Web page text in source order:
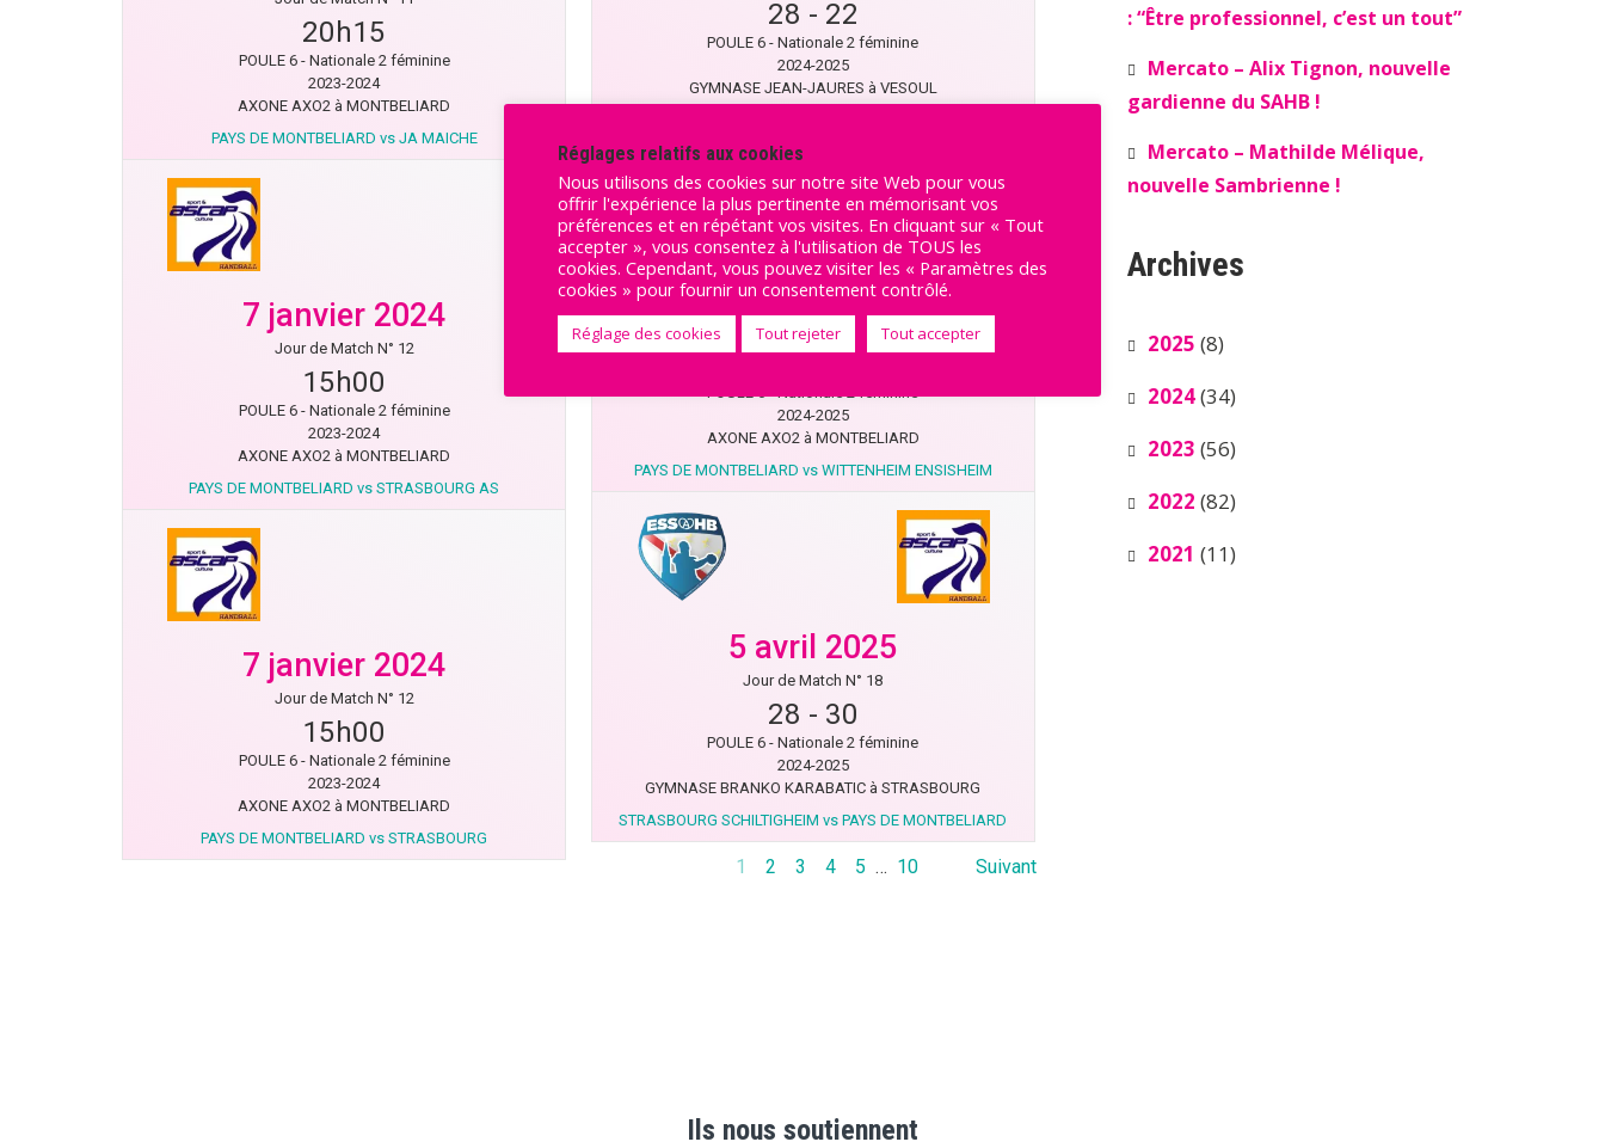
20h15
POULE 6 - Nationale 2 féminine
2023-2024
AXONE AXO2 à MONTBELIARD
PAYS DE MONTBELIARD vs JA MAICHE
7 janvier 2024
Jour de Match N° 12
15h00
POULE 6 - Nationale 2 féminine
2023-2024
AXONE AXO2 à MONTBELIARD
PAYS DE MONTBELIARD vs STRASBOURG AS
7 janvier 2024
Jour de Match N° 12
15h00
POULE 6 - Nationale 2 féminine
2023-2024
AXONE AXO2 à MONTBELIARD
PAYS DE MONTBELIARD vs STRASBOURG
28 - 22
POULE 6 - Nationale 2 féminine
2024-2025
GYMNASE JEAN-JAURES à VESOUL
19 avril 2025
Jour de Match N° 19
POULE 6 - Nationale 2 féminine
2024-2025
AXONE AXO2 à MONTBELIARD
PAYS DE MONTBELIARD vs WITTENHEIM ENSISHEIM
5 avril 2025
Jour de Match N° 18
28 - 30
POULE 6 - Nationale 2 féminine
2024-2025
GYMNASE BRANKO KARABATIC à STRASBOURG
STRASBOURG SCHILTIGHEIM vs PAYS DE MONTBELIARD
1 2 3 4 5 … 10 Suivant
: “Être professionnel, c’est un tout”
Mercato – Alix Tignon, nouvelle
gardienne du SAHB !
Mercato – Mathilde Mélique,
nouvelle Sambrienne !
Archives
2025 (8)
2024(34)
2023 (56)
2022 (82)
2021 (11)
Ils nous soutiennent
Réglages relatifs aux cookies
Nous utilisons des cookies sur notre site Web pour vous
offrir l'expérience la plus pertinente en mémorisant vos
préférences et en répétant vos visites. En cliquant sur « Tout
accepter », vous consentez à l'utilisation de TOUS les
cookies. Cependant, vous pouvez visiter les « Paramètres des
cookies » pour fournir un consentement contrôlé.
Réglage des cookies Tout rejeter Tout accepter